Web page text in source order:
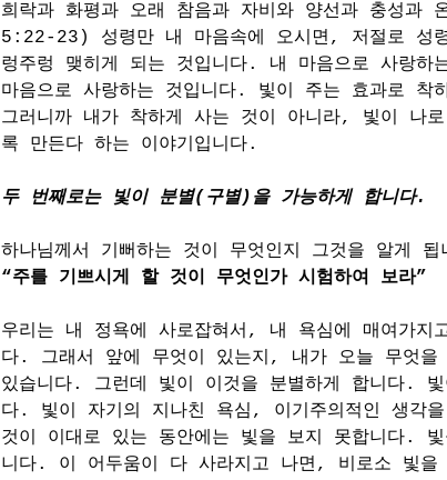
희락과 화평과 오래 참음과 자비와 양선과 충성과
5:22-23) 성령만 내 마음속에 오시면, 저절로 성
렁주렁 맺히게 되는 것입니다. 내 마음으로 사랑하
마음으로 사랑하는 것입니다. 빛이 주는 효과로 착
그러니까 내가 착하게 사는 것이 아니라, 빛이 나
록 만든다 하는 이야기입니다.
두 번째로는 빛이 분별(구별)을 가능하게 합니다.
하나님께서 기뻐하는 것이 무엇인지 그것을 알게
“주를 기쁘시게 할 것이 무엇인가 시험하여 보라”
우리는 내 정욕에 사로잡혀서, 내 욕심에 매여가지
다. 그래서 앞에 무엇이 있는지, 내가 오늘 무엇
있습니다. 그런데 빛이 이것을 분별하게 합니다. 빛
다. 빛이 자기의 지나친 욕심, 이기주의적인 생각
것이 이대로 있는 동안에는 빛을 보지 못합니다.
니다. 이 어두움이 다 사라지고 나면, 비로소 빛을